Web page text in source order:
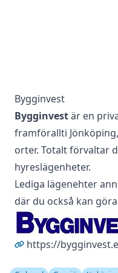
Bygginvest
Bygginvestär en
framförallti
orter. Totalt förvaltar
hyreslägenheter.
Lediga lägenehter
där du också kan
https://